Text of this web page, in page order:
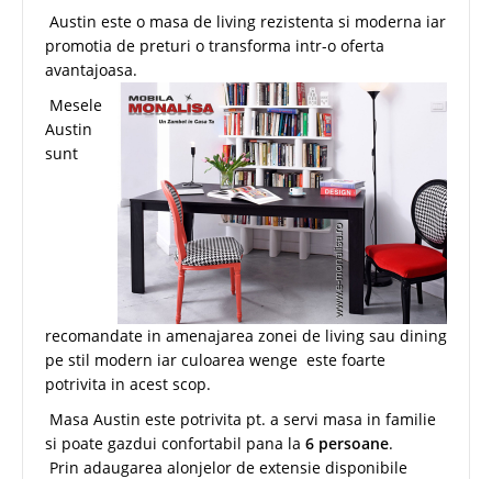
Austin este o masa de living rezistenta si moderna iar
promotia de preturi o transforma intr-o oferta
avantajoasa.
Mesele
Austin
sunt
recomandate in amenajarea zonei de living sau dining
pe stil modern iar culoarea wenge este foarte
potrivita in acest scop.
Masa Austin este potrivita pt. a servi masa in familie
si poate gazdui confortabil pana la 6 persoane.
Prin adaugarea alonjelor de extensie disponibile